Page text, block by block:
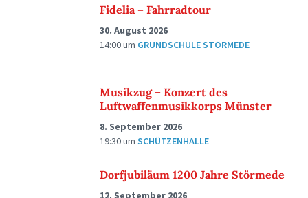
Fidelia – Fahrradtour
30. August 2026
14:00um GRUNDSCHULE STÖRMEDE
Musikzug – Konzert des
Luftwaffenmusikkorps Münster
8. September 2026
19:30um SCHÜTZENHALLE
Dorfjubiläum 1200 Jahre Störmede
12. September 2026